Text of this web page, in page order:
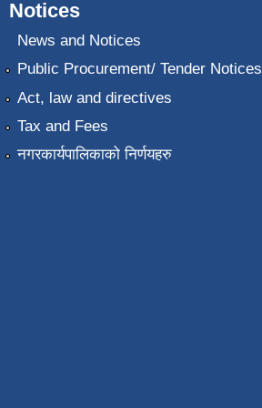
Notices
News and Notices
Public Procurement/ Tender Notices
Act, law and directives
Tax and Fees
नगरकार्यपालिकाको निर्णयहरु